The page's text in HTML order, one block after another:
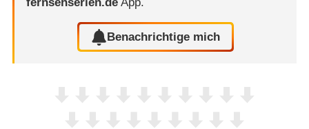
fernsehserien.deApp.
Benachrichtige mich